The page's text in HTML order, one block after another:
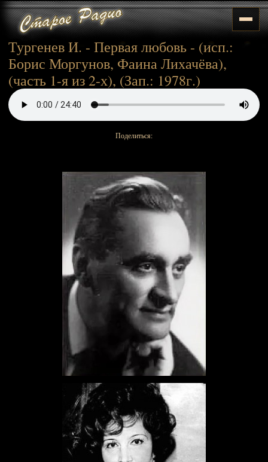
Тургенев И. - Первая любовь - (исп.:
Борис Моргунов, Фаина Лихачёва),
(часть 1-я из 2-х), (Зап.: 1978г.)
Поделиться: